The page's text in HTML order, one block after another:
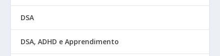
DSA
DSA, ADHD e Apprendimento